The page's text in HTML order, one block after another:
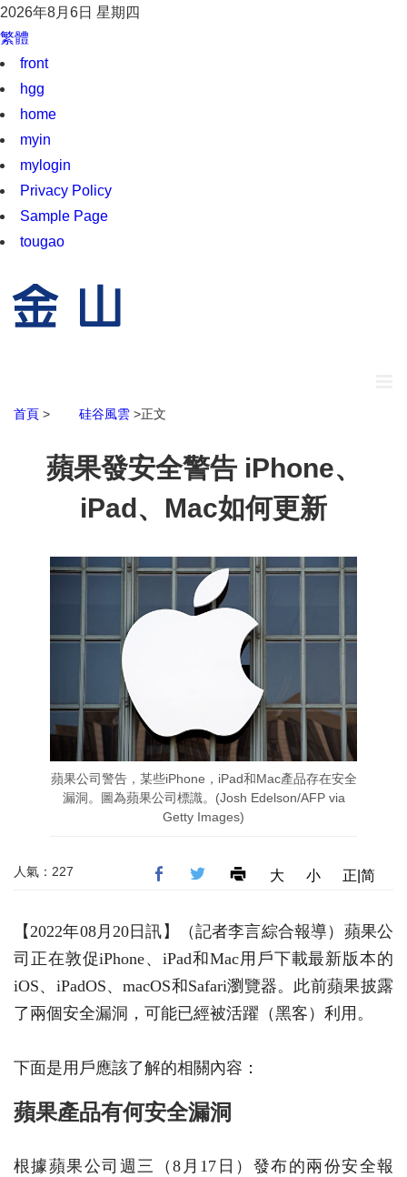
2026年8月6日 星期四
繁體
front
hgg
home
myin
mylogin
Privacy Policy
Sample Page
tougao
首頁 > 硅谷風雲 >正文
蘋果發安全警告 iPhone、
iPad、Mac如何更新
蘋果公司警告，某些iPhone，iPad和Mac產品存在安全
漏洞。圖為蘋果公司標識。(Josh Edelson/AFP via
Getty Images)
人氣：227 大 小 正|简
【2022年08月20日訊】（記者李言綜合報導）蘋果公
司正在敦促iPhone、iPad和Mac用戶下載最新版本的
iOS、iPadOS、macOS和Safari瀏覽器。此前蘋果披露
了兩個安全漏洞，可能已經被活躍（黑客）利用。
下面是用戶應該了解的相關內容：
蘋果產品有何安全漏洞
根據蘋果公司週三（8月17日）發布的兩份安全報